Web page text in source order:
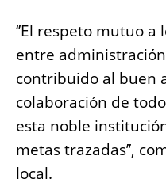
‘’El respeto mutuo
entre
contribuido al buen
colaboración de
esta noble
metas trazadas’’,
local.